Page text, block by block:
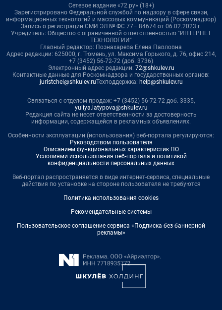
Сетевое издание «72.ру» (18+)
Зарегистрировано Федеральной службой по надзору в сфере связи,
информационных технологий и массовых коммуникаций (Роскомнадзор)
Запись о регистрации СМИ ЭЛ № ФС 77– 84674 от 06.02.2023 г.
Учредитель: Общество с ограниченной ответственностью "ИНТЕРНЕТ
ТЕХНОЛОГИИ"
Главный редактор: Познахарева Елена Павловна
Адрес редакции: 625000, г. Тюмень, ул. Максима Горького, д. 76, офис 214,
+7 (3452) 56-72-72 (доб. 3736)
Электронный адрес редакции: 72@shkulev.ru
Контактные данные для Роскомнадзора и государственных органов:
juristchel@shkulev.ruТехподдержка: help@shkulev.ru
Связаться с отделом продаж: +7 (3452) 56-72-72 доб. 3335,
yuliya.latypova@shkulev.ru
Редакция сайта не несет ответственности за достоверность
информации, содержащейся в рекламных объявлениях.
Особенности эксплуатации (использования) веб-портала регулируются:
Руководством пользователя
Описанием функциональных характеристик ПО
Условиями использования веб-портала и политикой
конфиденциальности персональных данных
Веб-портал распространяется в виде интернет-сервиса, специальные
действия по установке на стороне пользователя не требуются
Политика использования cookies
Рекомендательные системы
Пользовательское соглашение сервиса «Подписка без баннерной
рекламы»